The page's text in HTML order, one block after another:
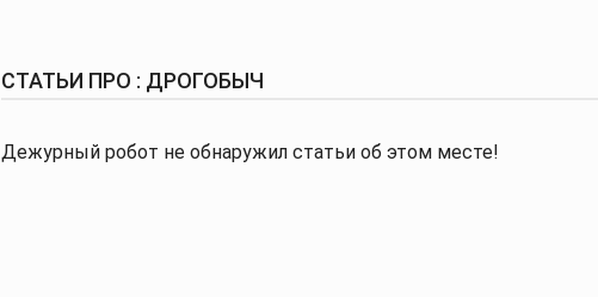
СТАТЬИ ПРО : ДРОГОБЫЧ
Дежурный робот не обнаружил статьи об этом месте!